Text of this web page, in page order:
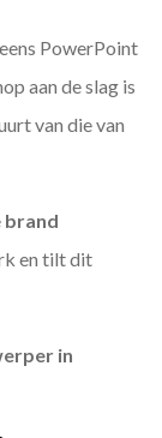
PowerPoint
aan de slag is
van die van
brand
en tilt dit
in